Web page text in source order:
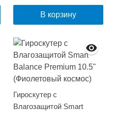
В корзину
Гироскутер с
Влагозащитой Smart